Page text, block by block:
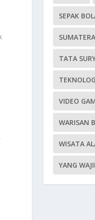
SEPAK
TATA
VIDEO
WARISAN
WISATA
YANG